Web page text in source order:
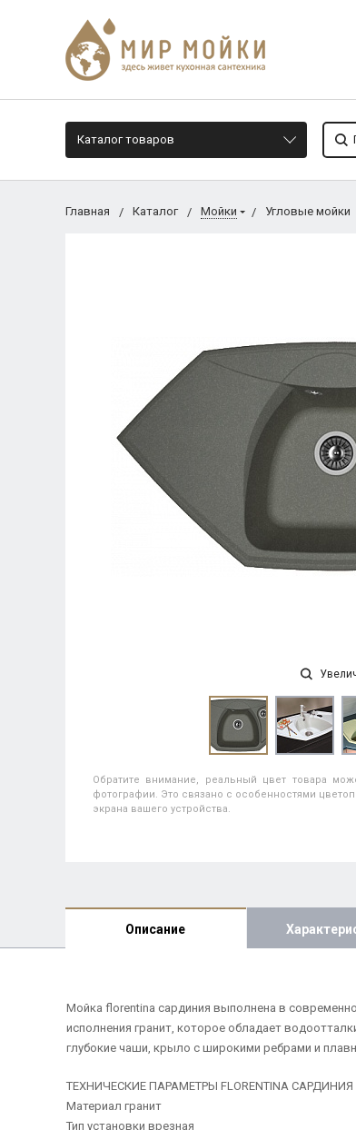
Каталог товаров
Главная Каталог Мойки Угловые мойки
Обратите внимание, реальный цвет товара
фотографии. Это связано с особенностями
экрана вашего устройства.
Описание
Мойка florentina сардиния выполнена в
исполнения гранит, которое обладает
глубокие чаши, крыло с широкими ребрами и
ТЕХНИЧЕСКИЕ ПАРАМЕТРЫ FLORENTINA САРДИНИЯ
Материал гранит
Тип установки врезная